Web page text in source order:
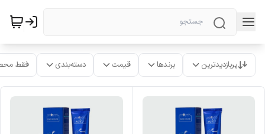
پربازدیدترین برندها قیمت دسته‌بندی فقط